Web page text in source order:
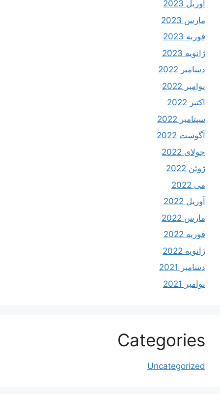
آوریل 2023
مارس 2023
فوریه 2023
ژانویه 2023
دسامبر 2022
نوامبر 2022
اکتبر 2022
سپتامبر 2022
آگوست 2022
جولای 2022
ژوئن 2022
می 2022
آوریل 2022
مارس 2022
فوریه 2022
ژانویه 2022
دسامبر 2021
نوامبر 2021
Categories
Uncategorized